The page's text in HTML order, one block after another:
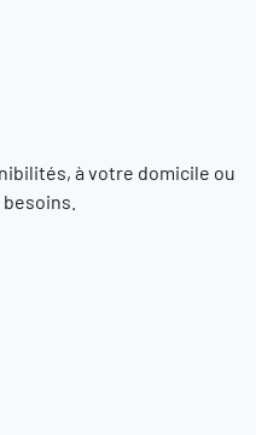
à votre domicile ou